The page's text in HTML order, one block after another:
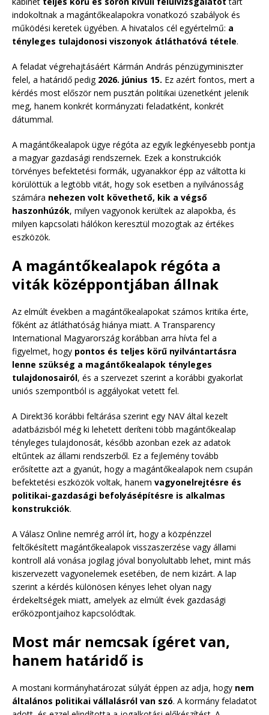
indokoltnak a magántőkealapokra vonatkozó szabályok és
működési keretek ügyében. A hivatalos cél egyértelmű: a
tényleges tulajdonosi viszonyok átláthatóvá tétele.
A feladat végrehajtásáért Kármán András pénzügyminiszter
felel, a határidő pedig 2026. június 15. Ez azért fontos, mert a
kérdés most először nem pusztán politikai üzenetként jelenik
meg, hanem konkrét kormányzati feladatként, konkrét
dátummal.
A magántőkealapok ügye régóta az egyik legkényesebb pontja
a magyar gazdasági rendszernek. Ezek a konstrukciók
törvényes befektetési formák, ugyanakkor épp az váltotta ki
körülöttük a legtöbb vitát, hogy sok esetben a nyilvánosság
számára nehezen volt követhető, kik a végső
haszonhúzók, milyen vagyonok kerültek az alapokba, és
milyen kapcsolati hálókon keresztül mozogtak az értékes
eszközök.
A magántőkealapok régóta a
viták középpontjában állnak
Az elmúlt években a magántőkealapokat számos kritika érte,
főként az átláthatóság hiánya miatt. A Transparency
International Magyarország korábban arra hívta fel a
figyelmet, hogy pontos és teljes körű nyilvántartásra
lenne szükség a magántőkealapok tényleges
tulajdonosairól, és a szervezet szerint a korábbi gyakorlat
uniós szempontból is aggályokat vetett fel.
A Direkt36 korábbi feltárása szerint egy NAV által kezelt
adatbázisból még ki lehetett deríteni több magántőkealap
tényleges tulajdonosát, később azonban ezek az adatok
eltűntek az állami rendszerből. Ez a fejlemény tovább
erősítette azt a gyanút, hogy a magántőkealapok nem csupán
befektetési eszközök voltak, hanem vagyonelrejtésre és
politikai-gazdasági befolyásépítésre is alkalmas
konstrukciók.
A Válasz Online nemrég arról írt, hogy a közpénzzel
feltőkésített magántőkealapok visszaszerzése vagy állami
kontroll alá vonása jogilag jóval bonyolultabb lehet, mint más
kiszervezett vagyonelemek esetében, de nem kizárt. A lap
szerint a kérdés különösen kényes lehet olyan nagy
érdekeltségek miatt, amelyek az elmúlt évek gazdasági
erőközpontjaihoz kapcsolódtak.
Most már nemcsak ígéret van,
hanem határidő is
A mostani kormányhatározat súlyát éppen az adja, hogy nem
általános politikai vállalásról van szó. A kormány feladatot